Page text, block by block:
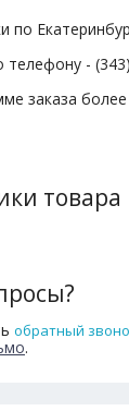
по
-
заказа
товара
обратный
.